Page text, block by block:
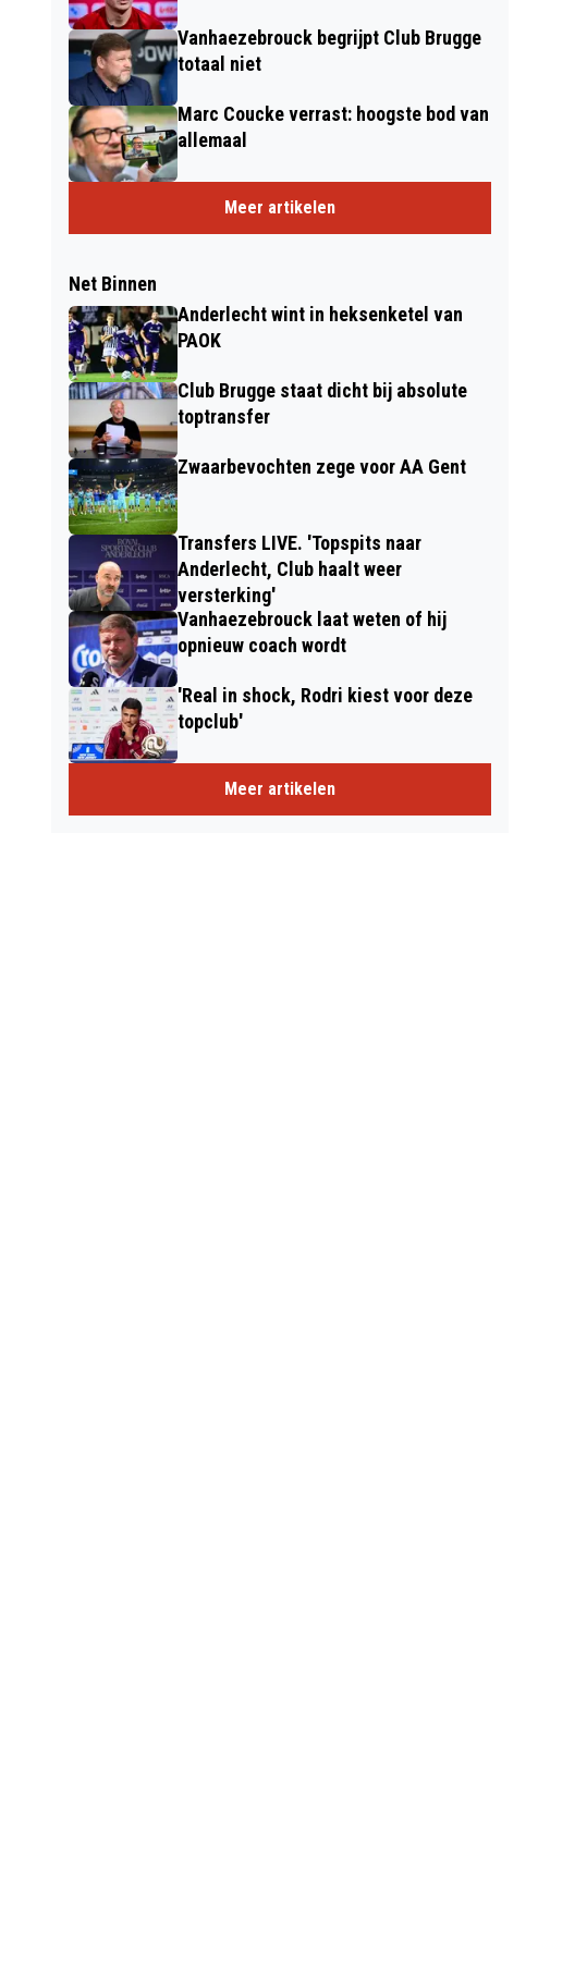
Vanhaezebrouck begrijpt Club Brugge
totaal niet
Marc Coucke verrast: hoogste bod van
allemaal
Meer artikelen
Net Binnen
Anderlecht wint in heksenketel van
PAOK
Club Brugge staat dicht bij absolute
toptransfer
Zwaarbevochten zege voor AA Gent
Transfers LIVE. 'Topspits naar
Anderlecht, Club haalt weer
versterking'
Vanhaezebrouck laat weten of hij
opnieuw coach wordt
'Real in shock, Rodri kiest voor deze
topclub'
Meer artikelen